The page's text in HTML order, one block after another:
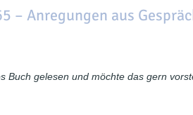
– Anregungen aus
Buch gelesen und möchte das gern